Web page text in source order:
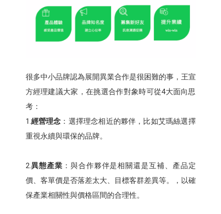
很多中小品牌認為展開異業合作是很困難的事，王宣
方經理建議大家，在挑選合作對象時可從4大面向思
考：
1.經營理念 ：選擇理念相近的夥伴，比如艾瑪絲選擇
重視永續與環保的品牌。
2.異態產業 ：與合作夥伴是相關還是互補、產品定
價、客單價是否落差太大、目標客群差異等。，以確
保產業相關性與價格區間的合理性。